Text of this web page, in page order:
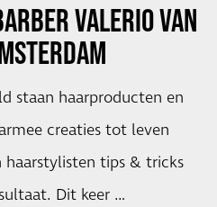
VALERIO VAN
staan haarproducten en
creaties tot leven
haarstylisten tips & tricks
Dit keer …